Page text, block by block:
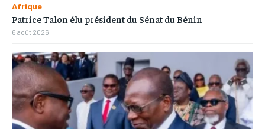
Afrique
Patrice Talon élu président du Sénat du Bénin
6 août 2026